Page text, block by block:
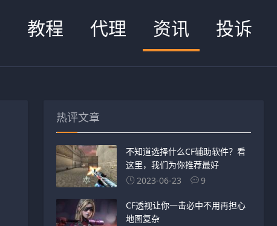
教程 代理 资讯 投诉
热评文章
不知道选择什么CF辅助软件？看
这里，我们为你推荐最好
2023-06-23
9
CF透视让你一击必中不用再担心
地图复杂